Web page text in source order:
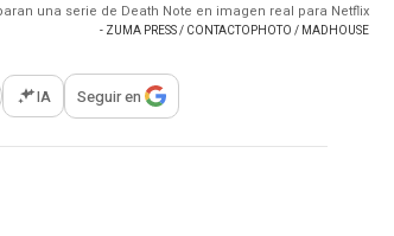
una serie de Death Note en imagen real para Netflix
- ZUMA PRESS / CONTACTOPHOTO / MADHOUSE
opciones para compartir
IA Seguir en